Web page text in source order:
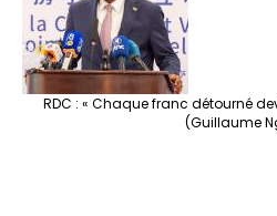
RDC : « Chaque franc détourné
(Guillaume